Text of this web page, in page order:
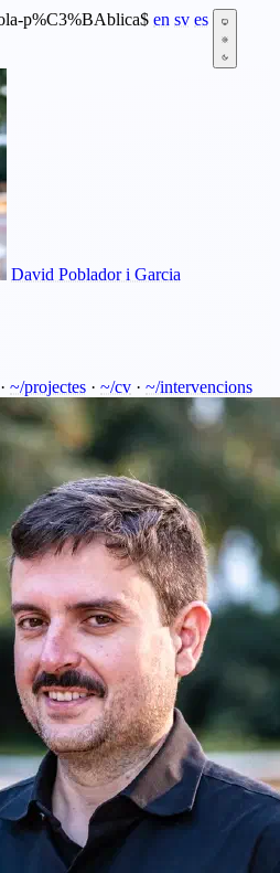
p%C3%BAblica$ en sv es
David Poblador i Garcia
· ~/projectes · ~/cv · ~/intervencions